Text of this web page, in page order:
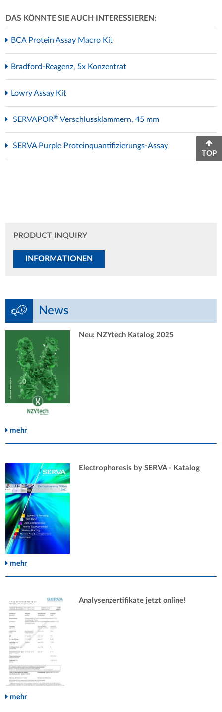
DAS KÖNNTE SIE AUCH INTERESSIEREN:
BCA Protein Assay Macro Kit
Bradford-Reagenz, 5x Konzentrat
Lowry Assay Kit
SERVAPOR® Verschlussklammern, 45 mm
SERVA Purple Proteinquantifizierungs-Assay
PRODUCT INQUIRY
INFORMATIONEN
News
Neu: NZYtech Katalog 2025
mehr
Electrophoresis by SERVA - Katalog
mehr
Analysenzertifikate jetzt online!
mehr
TOP